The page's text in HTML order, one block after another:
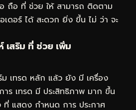
ถือ ที่ ช่วย ให้ สามารถ ติดตาม
ดอร์ ได้ สะดวก ยิ่ง ขึ้น ไม่ ว่า จะ
เสริม ที่ ช่วย เพิ่ม
เทรด หลัก แล้ว ยัง มี เครื่อง
าร เทรด มี ประสิทธิภาพ มาก ขึ้น
ที่ แสดง กำหนด การ ประกาศ